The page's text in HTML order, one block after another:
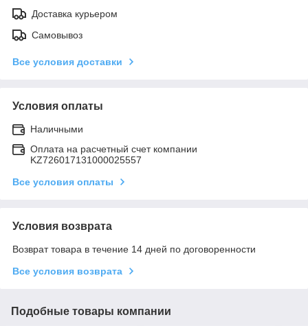
Доставка курьером
Самовывоз
Все условия доставки
Условия оплаты
Наличными
Оплата на расчетный счет компании
KZ726017131000025557
Все условия оплаты
Условия возврата
Возврат товара в течение 14 дней по договоренности
Все условия возврата
Подобные товары компании